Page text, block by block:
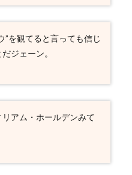
”を観てると言っても信じ
ジェーン。
リアム・ホールデンみて